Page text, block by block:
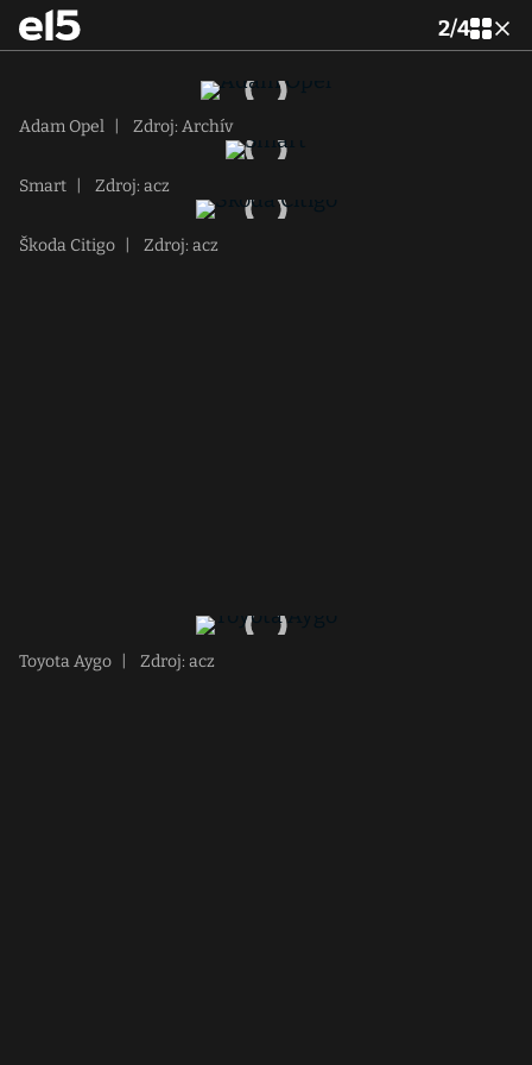
2/4
Adam Opel Zdroj: Archív
Smart Zdroj: acz
Škoda Citigo Zdroj: acz
Toyota Aygo Zdroj: acz